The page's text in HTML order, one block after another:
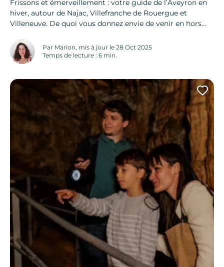
Frissons et émerveillement : votre guide de l’Aveyron en
hiver, autour de Najac, Villefranche de Rouergue et
Villeneuve. De quoi vous donnez envie de venir en hors
préférées pour profiter de la destination quand tout est
plus calme. Et en bonus à la fin : 12...
Par Marion, mis à jour le 28 Oct 2025
Temps de lecture : 6 min.